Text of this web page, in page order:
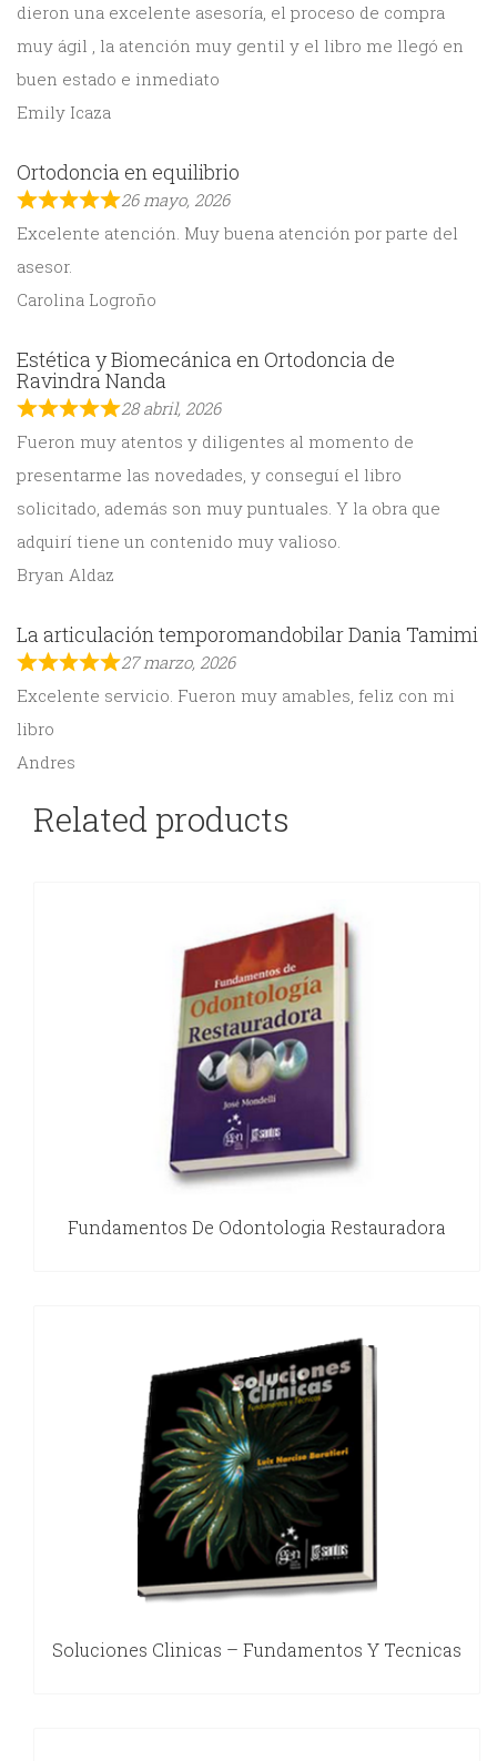
dieron una excelente asesoría, el proceso de compra
muy ágil , la atención muy gentil y el libro me llegó en
buen estado e inmediato
Emily Icaza
Ortodoncia en equilibrio
26 mayo, 2026
Excelente atención. Muy buena atención por parte del
asesor.
Carolina Logroño
Estética y Biomecánica en Ortodoncia de
Ravindra Nanda
28 abril, 2026
Fueron muy atentos y diligentes al momento de
presentarme las novedades, y conseguí el libro
solicitado, además son muy puntuales. Y la obra que
adquirí tiene un contenido muy valioso.
Bryan Aldaz
La articulación temporomandobilar Dania Tamimi
27 marzo, 2026
Excelente servicio. Fueron muy amables, feliz con mi
libro
Andres
Related products
Fundamentos De Odontologia Restauradora
Soluciones Clinicas – Fundamentos Y Tecnicas